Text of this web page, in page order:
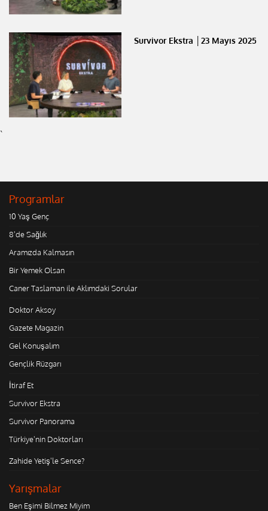
Survivor Ekstra │23 Mayıs 2025
`
Programlar
10 Yaş Genç
8'de Sağlık
Aramızda Kalmasın
Bir Yemek Olsan
Caner Taslaman ile Aklımdaki Sorular
Doktor Aksoy
Gazete Magazin
Gel Konuşalım
Gençlik Rüzgarı
İtiraf Et
Survivor Ekstra
Survivor Panorama
Türkiye'nin Doktorları
Zahide Yetiş'le Sence?
Yarışmalar
Ben Eşimi Bilmez Miyim